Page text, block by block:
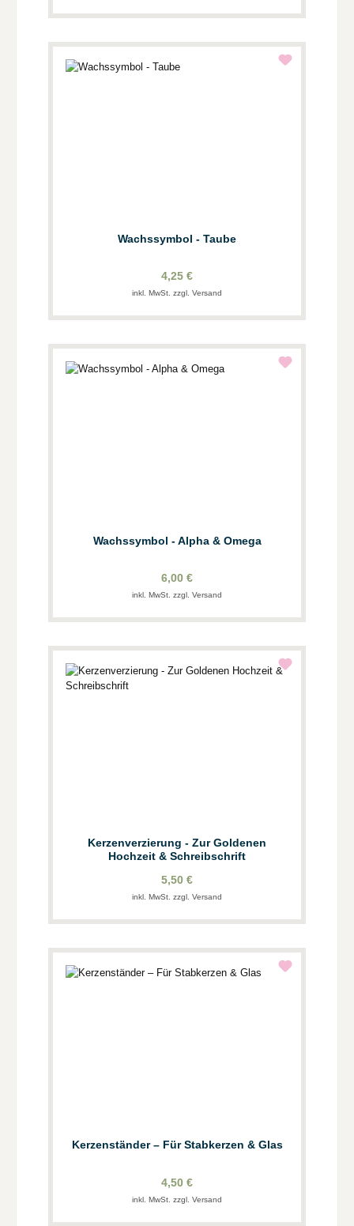
Wachssymbol - Taube
4,25 €
inkl. MwSt. zzgl. Versand
Wachssymbol - Alpha & Omega
6,00 €
inkl. MwSt. zzgl. Versand
Kerzenverzierung - Zur Goldenen
Hochzeit & Schreibschrift
5,50 €
inkl. MwSt. zzgl. Versand
Kerzenständer – Für Stabkerzen & Glas
4,50 €
inkl. MwSt. zzgl. Versand